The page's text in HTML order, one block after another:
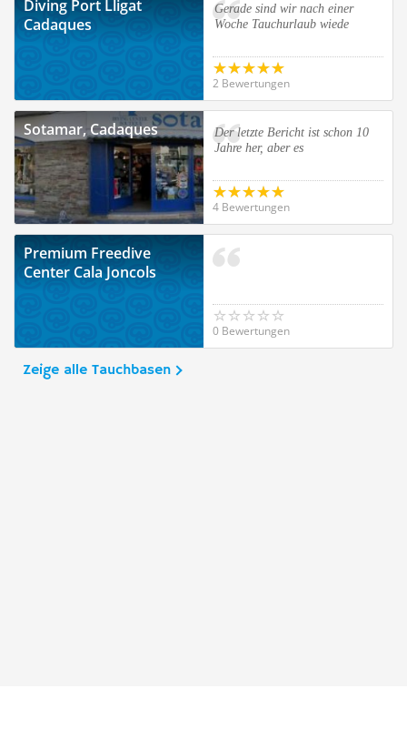
Diving Port Lligat
Cadaques
Gerade sind wir nach einer
Woche Tauchurlaub wiede
2 Bewertungen
Sotamar, Cadaques
Der letzte Bericht ist schon 10
Jahre her, aber es
4 Bewertungen
Premium Freedive
Center Cala Joncols
0 Bewertungen
Zeige alle Tauchbasen